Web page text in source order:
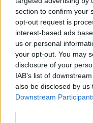
section to confirm your
opt-out request is
interest-based ads
us or personal
your opt-out. You may
disclosure of your
IAB’s list of
also be disclosed by
Downstream